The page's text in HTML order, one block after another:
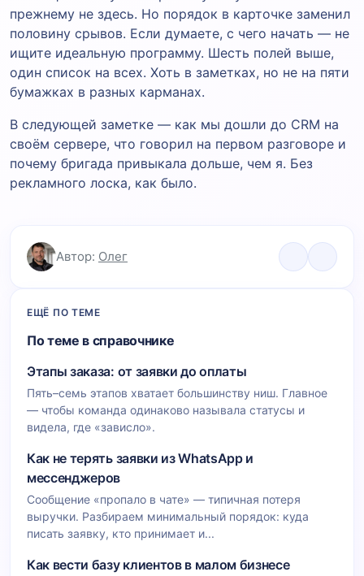
прежнему не здесь. Но порядок в карточке заменил
половину срывов. Если думаете, с чего начать — не
ищите идеальную программу. Шесть полей выше,
один список на всех. Хоть в заметках, но не на пяти
бумажках в разных карманах.
В следующей заметке — как мы дошли до CRM на
своём сервере, что говорил на первом разговоре и
почему бригада привыкала дольше, чем я. Без
рекламного лоска, как было.
Автор: Олег
ЕЩЁ ПО ТЕМЕ
По теме в справочнике
Этапы заказа: от заявки до оплаты
Пять–семь этапов хватает большинству ниш. Главное
— чтобы команда одинаково называла статусы и
видела, где «зависло».
Как не терять заявки из WhatsApp и
мессенджеров
Сообщение «пропало в чате» — типичная потеря
выручки. Разбираем минимальный порядок: куда
писать заявку, кто принимает и...
Как вести базу клиентов в малом бизнесе